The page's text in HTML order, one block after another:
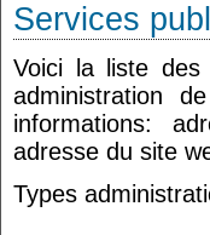
Services
Voici la liste
administration
informations:
adresse du site
Types